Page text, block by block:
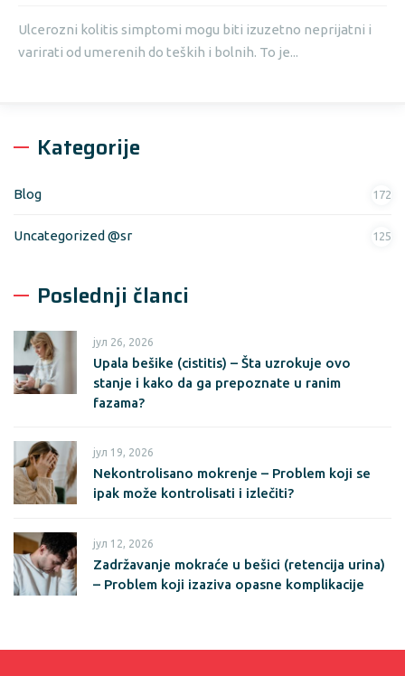
Ulcerozni kolitis simptomi mogu biti izuzetno neprijatni i
varirati od umerenih do teških i bolnih. To je...
Kategorije
Blog 172
Uncategorized @sr 125
Poslednji članci
јул 26, 2026
Upala bešike (cistitis) – Šta uzrokuje ovo
stanje i kako da ga prepoznate u ranim
fazama?
јул 19, 2026
Nekontrolisano mokrenje – Problem koji se
ipak može kontrolisati i izlečiti?
јул 12, 2026
Zadržavanje mokraće u bešici (retencija urina)
– Problem koji izaziva opasne komplikacije